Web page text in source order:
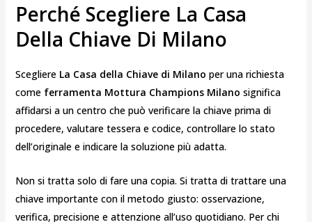
Perché Scegliere La Casa
Della Chiave Di Milano
Scegliere La Casa della Chiave di Milano per una richiesta
come ferramenta Mottura Champions Milano significa
affidarsi a un centro che può verificare la chiave prima di
procedere, valutare tessera e codice, controllare lo stato
dell’originale e indicare la soluzione più adatta.
Non si tratta solo di fare una copia. Si tratta di trattare una
chiave importante con il metodo giusto: osservazione,
verifica, precisione e attenzione all’uso quotidiano. Per chi